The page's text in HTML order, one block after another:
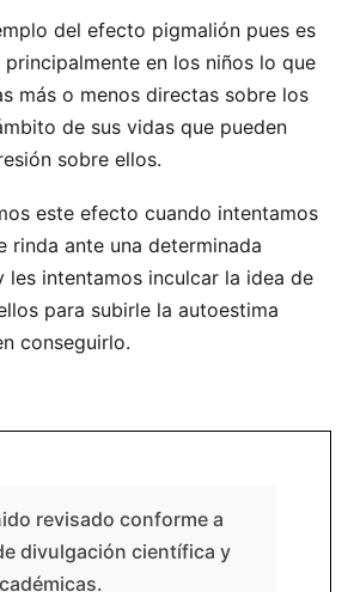
del efecto pigmalión pues es
en los niños lo que
más o menos directas sobre los
de sus vidas que pueden
sobre ellos.
este efecto cuando intentamos
rinda ante una determinada
les intentamos inculcar la idea de
para subirle la autoestima
conseguirlo.
revisado conforme a
divulgación científica y